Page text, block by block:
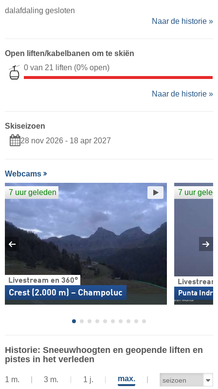
dalafdaling gesloten
Naar de historie »
Open liften/kabelbanen om te skiën
0 van 21 liften (0% open)
Naar de historie »
Skiseizoen
28 nov 2026 - 18 apr 2027
Webcams
Livestream en 360°
Crest (2.000 m) – Champoluc
7 uur geleden
Punta
7 uur
Historie: Sneeuwhoogten en geopende liften en
pistes in het verleden
1 m. 3 m. 1 j. max.